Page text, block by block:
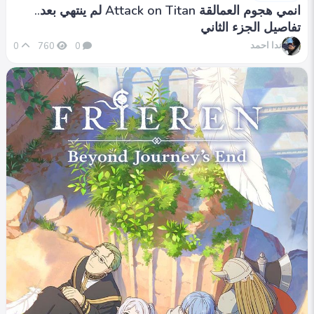
انمي هجوم العمالقة Attack on Titan لم ينتهي بعد..
تفاصيل الجزء الثاني
ندا احمد 0
760